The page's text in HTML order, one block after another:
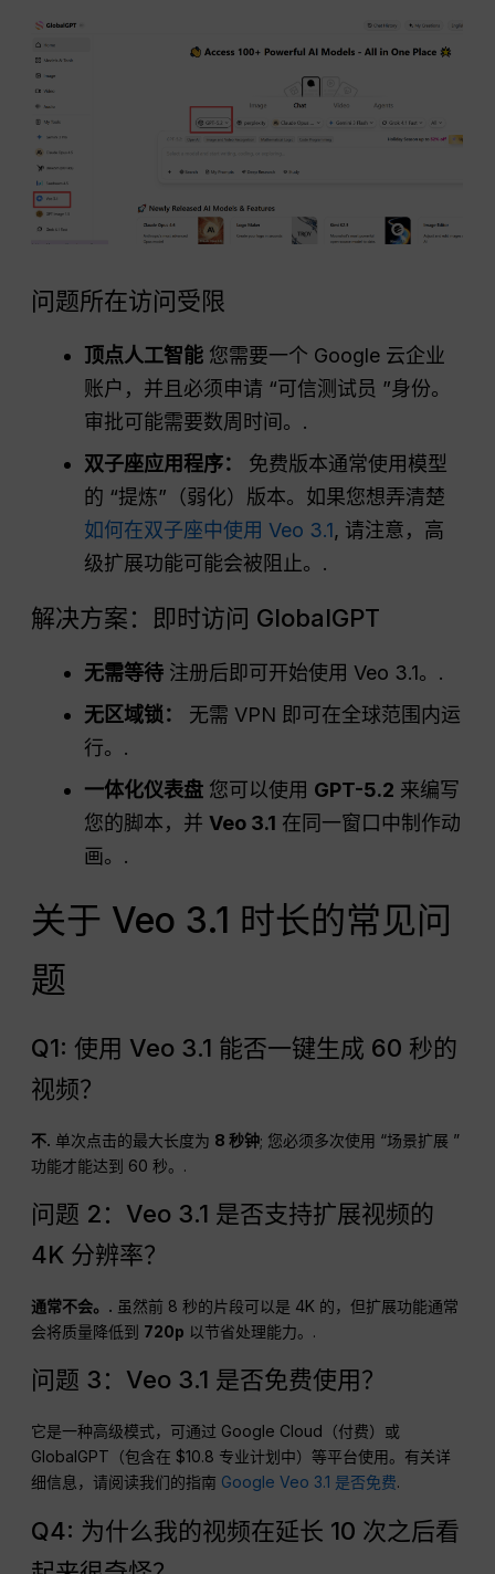
问题所在访问受限
顶点人工智能 您需要一个 Google 云企业
账户，并且必须申请 “可信测试员 ”身份。
审批可能需要数周时间。.
双子座应用程序：
免费版本通常使用模型
的 “提炼”（弱化）版本。如果您想弄清楚
如何在双子座中使用 Veo 3.1, 请注意，高
级扩展功能可能会被阻止。.
解决方案：即时访问 GlobalGPT
无需等待 注册后即可开始使用 Veo 3.1。.
无区域锁：
无需 VPN 即可在全球范围内运
行。.
一体化仪表盘 您可以使用 GPT-5.2 来编写
您的脚本，并Veo 3.1 在同一窗口中制作动
画。.
关于 Veo 3.1 时长的常见问
题
Q1: 使用 Veo 3.1 能否一键生成 60 秒的
视频？
不. 单次点击的最大长度为 8 秒钟; 您必须多次使用 “场景扩展 ”
功能才能达到 60 秒。.
问题 2：Veo 3.1 是否支持扩展视频的
4K 分辨率？
通常不会。. 虽然前 8 秒的片段可以是 4K 的，但扩展功能通常
会将质量降低到 720p 以节省处理能力。.
问题 3：Veo 3.1 是否免费使用？
它是一种高级模式，可通过 Google Cloud（付费）或
GlobalGPT（包含在 $10.8 专业计划中）等平台使用。有关详
细信息，请阅读我们的指南 Google Veo 3.1 是否免费.
Q4: 为什么我的视频在延长 10 次之后看